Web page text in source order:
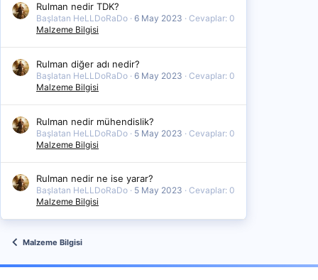
Rulman nedir TDK?
Başlatan HeLLDoRaDo 6 May 2023
Cevaplar: 0
Malzeme Bilgisi
Rulman diğer adı nedir?
Başlatan HeLLDoRaDo 6 May 2023
Cevaplar: 0
Malzeme Bilgisi
Rulman nedir mühendislik?
Başlatan HeLLDoRaDo 5 May 2023
Cevaplar: 0
Malzeme Bilgisi
Rulman nedir ne ise yarar?
Başlatan HeLLDoRaDo 5 May 2023
Cevaplar: 0
Malzeme Bilgisi
Malzeme Bilgisi